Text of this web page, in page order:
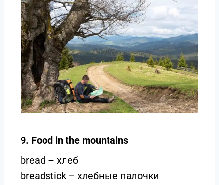
9. Food in the mountains
bread – хлеб
breadstick – хлебные палочки